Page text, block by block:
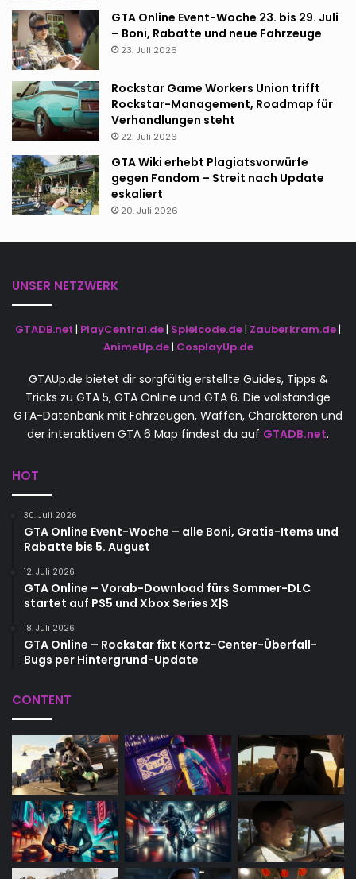
GTA Online Event-Woche 23. bis 29. Juli
– Boni, Rabatte und neue Fahrzeuge
23. Juli 2026
Rockstar Game Workers Union trifft
Rockstar-Management, Roadmap für
Verhandlungen steht
22. Juli 2026
GTA Wiki erhebt Plagiatsvorwürfe
gegen Fandom – Streit nach Update
eskaliert
20. Juli 2026
UNSER NETZWERK
GTADB.net | PlayCentral.de| Spielcode.de| Zauberkram.de|
AnimeUp.de| CosplayUp.de
GTAUp.de bietet dir sorgfältig erstellte Guides, Tipps &
Tricks zu GTA 5, GTA Online und GTA 6. Die vollständige
GTA-Datenbank mit Fahrzeugen, Waffen, Charakteren und
der interaktiven GTA 6 Map findest du auf GTADB.net.
HOT
30. Juli 2026
GTA Online Event-Woche – alle Boni, Gratis-Items und
Rabatte bis 5. August
12. Juli 2026
GTA Online – Vorab-Download fürs Sommer-DLC
startet auf PS5 und Xbox Series X|S
18. Juli 2026
GTA Online – Rockstar fixt Kortz-Center-Überfall-
Bugs per Hintergrund-Update
CONTENT